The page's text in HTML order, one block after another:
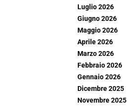
Luglio 2026
Giugno 2026
Maggio 2026
Aprile 2026
Marzo 2026
Febbraio 2026
Gennaio 2026
Dicembre 2025
Novembre 2025